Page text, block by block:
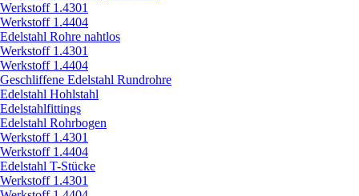
Werkstoff 1.4301
Werkstoff 1.4404
Edelstahl Rohre nahtlos
Werkstoff 1.4301
Werkstoff 1.4404
Geschliffene Edelstahl Rundrohre
Edelstahl Hohlstahl
Edelstahlfittings
Edelstahl Rohrbogen
Werkstoff 1.4301
Werkstoff 1.4404
Edelstahl T-Stücke
Werkstoff 1.4301